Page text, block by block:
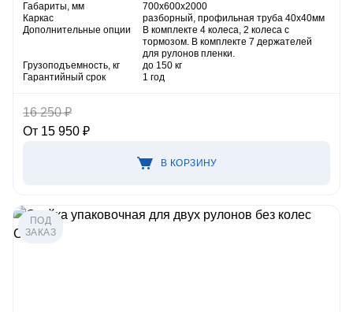
Габариты, мм
700х600х2000
Каркас
разборный, профильная труба 40х40мм
Дополнительные опции
В комплекте 4 колеса, 2 колеса с
тормозом. В комплекте 7 держателей
для рулонов пленки.
Грузоподъемность, кг
до 150 кг
Гарантийный срок
1 год
16 250 ₽
От 15 950 ₽
В КОРЗИНУ
ПОД
ЗАКАЗ